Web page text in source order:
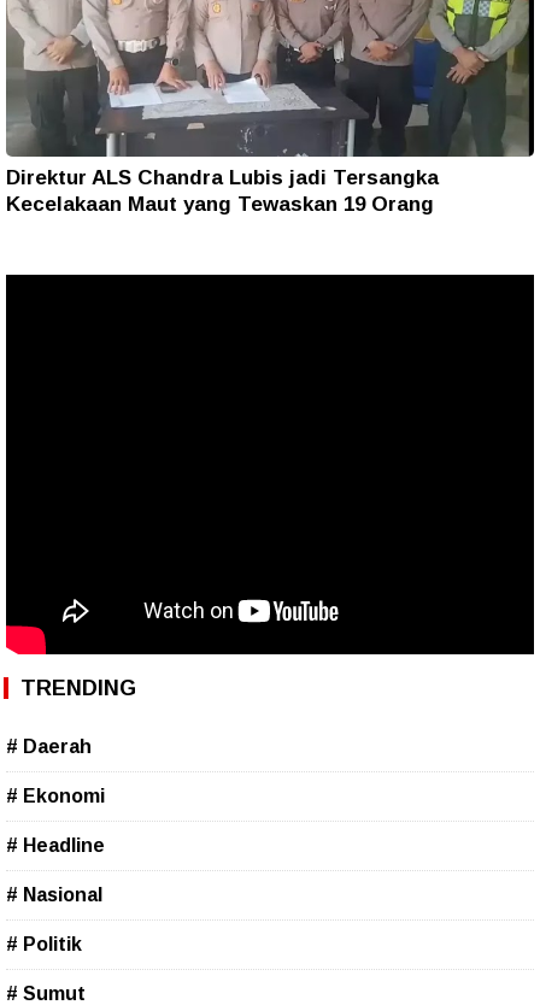
Direktur ALS Chandra Lubis jadi Tersangka
Kecelakaan Maut yang Tewaskan 19 Orang
TRENDING
# Daerah
# Ekonomi
# Headline
# Nasional
# Politik
# Sumut